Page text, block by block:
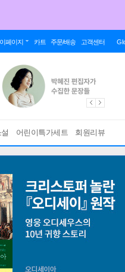
페이지 카트 주문/배송 고객센터
어린이특가세트 회원리뷰
토리펀 앱 QR